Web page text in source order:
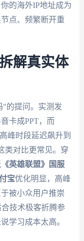
的海外IP地址成为
点、频繁断开重
解真实体
"的提问。实测发
卡成PPT，而
峰时段延迟飙升到
类对比更常见。穿
《英雄联盟》国服
宝优化明显，高峰
被小众用户推崇
技术极客折腾参
学习成本太高。